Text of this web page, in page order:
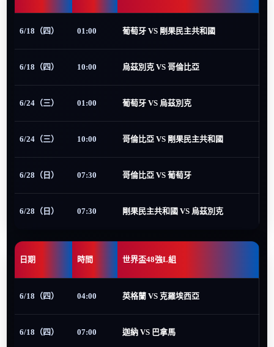
6/18（四） 01:00 葡萄牙 VS 剛果民主共和國
6/18（四） 10:00 烏茲別克 VS 哥倫比亞
6/24（三） 01:00 葡萄牙 VS 烏茲別克
6/24（三） 10:00 哥倫比亞 VS 剛果民主共和國
6/28（日） 07:30 哥倫比亞 VS 葡萄牙
6/28（日） 07:30 剛果民主共和國 VS 烏茲別克
日期 時間 世界盃48強L組
6/18（四） 04:00 英格蘭 VS 克羅埃西亞
6/18（四） 07:00 迦納 VS 巴拿馬